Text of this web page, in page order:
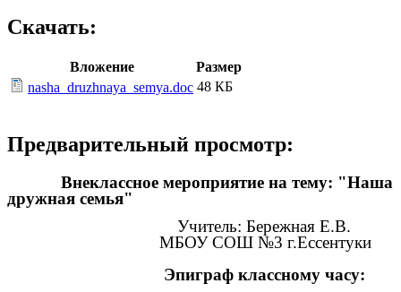
Скачать:
Вложение
Размер
nasha_druzhnaya_semya.doc 48 КБ
Предварительный просмотр:
Внеклассное мероприятие на тему: "Наша
дружная семья"
Учитель: Бережная Е.В.
МБОУ СОШ №3 г.Ессентуки
Эпиграф классному часу: